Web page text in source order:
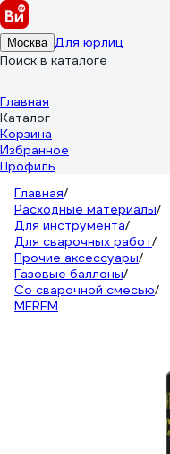
Москва Для юрлиц
Поиск в каталоге
Главная
Каталог
Корзина
Избранное
Профиль
Главная/
Расходные материалы/
Для инструмента/
Для сварочных работ/
Прочие аксессуары/
Газовые баллоны/
Со сварочной смесью/
MEREM